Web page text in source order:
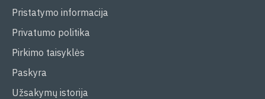
Pristatymo informacija
Privatumo politika
Pirkimo taisyklės
Paskyra
Užsakymų istorija